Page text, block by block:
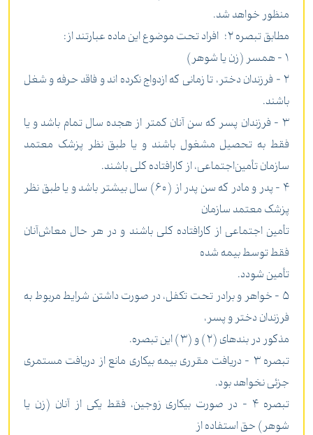
منظور خواهد شد.
‌مطابق تبصره 2؛ افراد تحت موضوع این ماده عبارتند از:
1 - همسر (‌زن یا شوهر)
2 - فرزندان دختر، تا زمانی که ازدواج نکرده اند و فاقد حرفه و شغل
باشند.
3 - فرزندان پسر که سن آنان کمتر از هجده سال تمام باشد و یا
فقط به تحصیل مشغول باشند و یا طبق نظر پزشک معتمد
سازمان تأمین‌اجتماعی، از کارافتاده کلی باشند.
4 - پدر و مادر که سن پدر از (60) سال بیشتر باشد و یا طبق نظر
پزشک معتمد سازمان
تأمین اجتماعی از کارافتاده کلی باشند و در هر حال معاش‌آنان
فقط توسط بیمه شده
تأمین شودد.
5 - خواهر و برادر تحت تکفل، در صورت داشتن شرایط مربوط به
فرزندان دختر و پسر،
مذکور در بندهای (2) و (3) این تبصره.
‌تبصره 3 - دریافت مقرری بیمه بیکاری مانع از دریافت مستمری
جزئی نخواهد بود.
‌تبصره 4 - در صورت بیکاری زوجین، فقط یکی از آنان (‌زن یا
شوهر) حق استفاده از